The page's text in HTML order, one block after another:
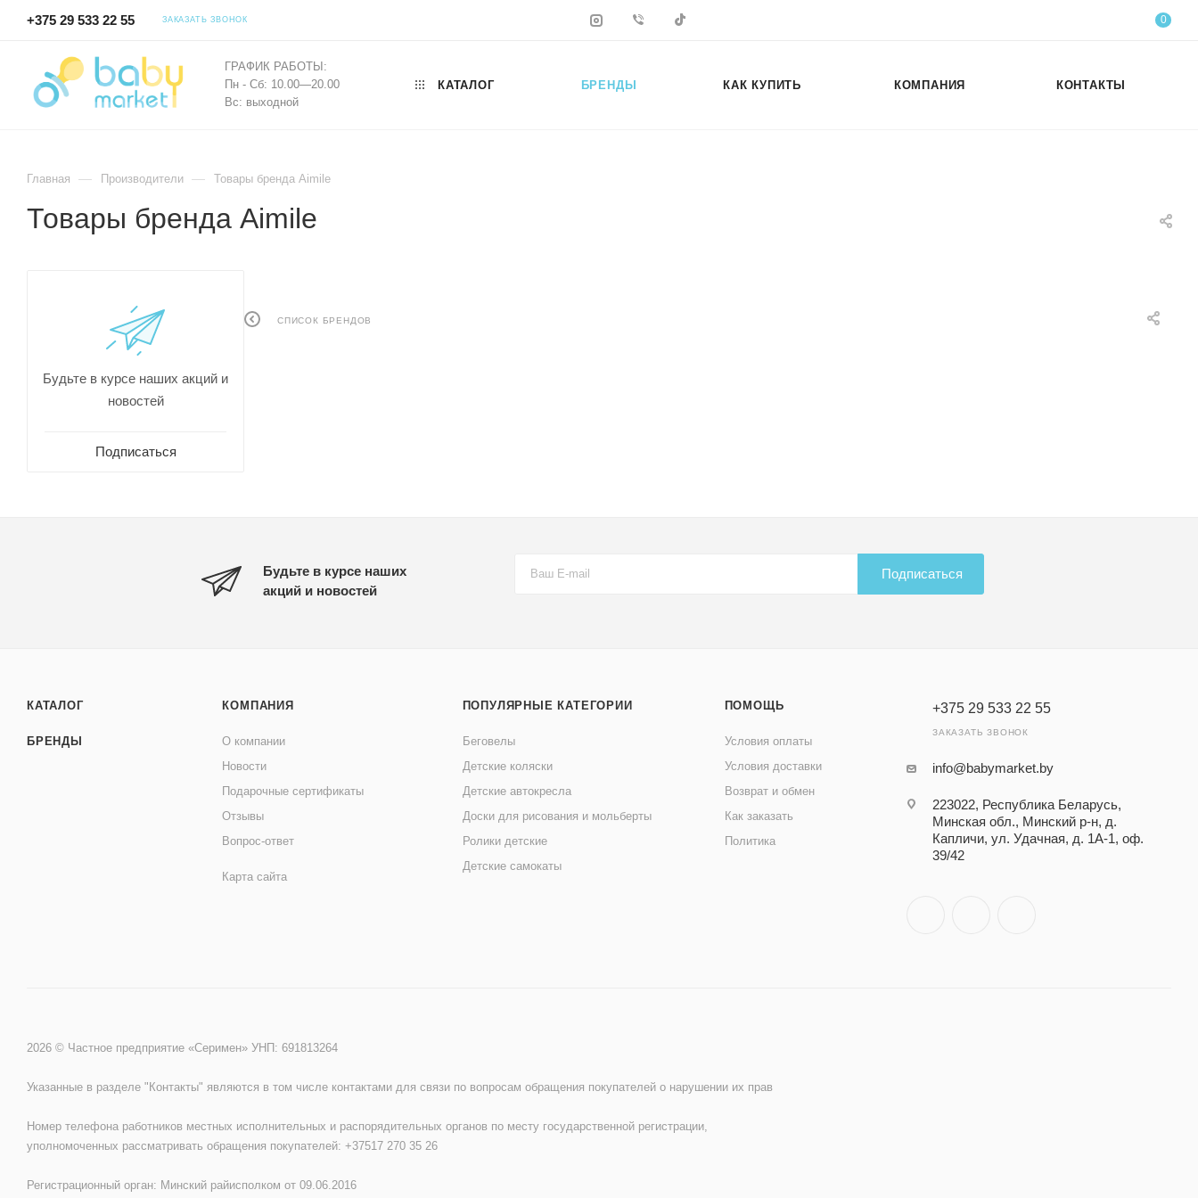
+375 29 533 22 55 ЗАКАЗАТЬ ЗВОНОК 0
ГРАФИК РАБОТЫ:
Пн - Сб: 10.00—20.00
Вс: выходной
КАТАЛОГ БРЕНДЫ КАК КУПИТЬ КОМПАНИЯ КОНТАКТЫ
Главная — Производители — Товары бренда Aimile
Товары бренда Aimile
СПИСОК БРЕНДОВ
Будьте в курсе наших акций и
новостей
Подписаться
Будьте в курсе наших
акций и новостей
Подписаться
КАТАЛОГ
БРЕНДЫ
КОМПАНИЯ
О компании
Новости
Подарочные сертификаты
Отзывы
Вопрос-ответ
Карта сайта
ПОПУЛЯРНЫЕ КАТЕГОРИИ
Беговелы
Детские коляски
Детские автокресла
Доски для рисования и мольберты
Ролики детские
Детские самокаты
ПОМОЩЬ
Условия оплаты
Условия доставки
Возврат и обмен
Как заказать
Политика
+375 29 533 22 55
ЗАКАЗАТЬ ЗВОНОК
info@babymarket.by
223022, Республика Беларусь,
Минская обл., Минский р-н, д.
Капличи, ул. Удачная, д. 1А-1, оф.
39/42
2026 © Частное предприятие «Серимен» УНП: 691813264
Указанные в разделе "Контакты" являются в том числе контактами для связи по вопросам обращения покупателей о нарушении их прав
Номер телефона работников местных исполнительных и распорядительных органов по месту государственной регистрации,
уполномоченных рассматривать обращения покупателей: +37517 270 35 26
Регистрационный орган: Минский райисполком от 09.06.2016